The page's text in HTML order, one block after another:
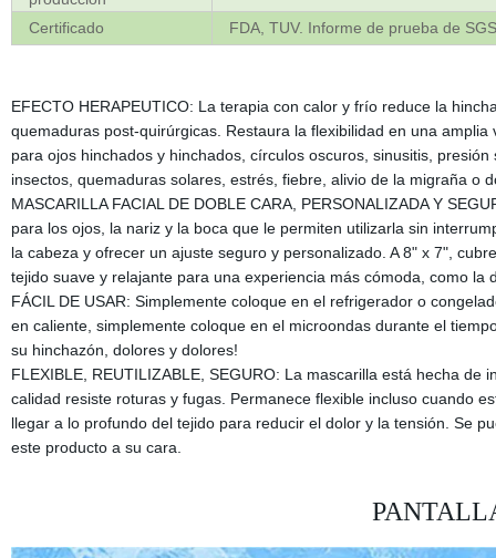
Certificado FDA, TUV. Informe de prueba de
EFECTO HERAPEUTICO: La terapia con calor y frío reduce la
quemaduras post-quirúrgicas. Restaura la flexibilidad en una
para ojos hinchados y hinchados, círculos oscuros, sinusitis,
insectos, quemaduras solares, estrés, fiebre, alivio de la migraña o
MASCARILLA FACIAL DE DOBLE CARA, PERSONALIZADA Y
para los ojos, la nariz y la boca que le permiten utilizarla sin
la cabeza y ofrecer un ajuste seguro y personalizado. A 8" x 7",
tejido suave y relajante para una experiencia más cómoda, como la
FÁCIL DE USAR: Simplemente coloque en el refrigerador o
en caliente, simplemente coloque en el microondas durante el
su hinchazón, dolores y dolores!
FLEXIBLE, REUTILIZABLE, SEGURO: La mascarilla está hecha de
calidad resiste roturas y fugas. Permanece flexible incluso cuando
llegar a lo profundo del tejido para reducir el dolor y la tensión. Se
este producto a su cara.